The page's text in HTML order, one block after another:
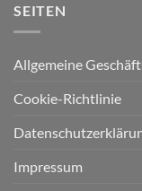
SEITEN
Allgemeine
Cookie-Richtlinie
Impressum